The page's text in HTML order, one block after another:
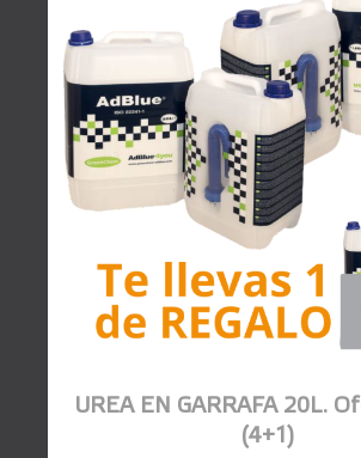
UREA EN GARRAFA 20L.
(4+1)